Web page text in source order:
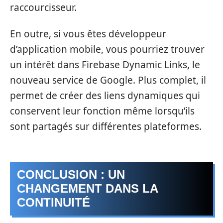
raccourcisseur.
En outre, si vous êtes développeur
d’application mobile, vous pourriez trouver
un intérêt dans Firebase Dynamic Links, le
nouveau service de Google. Plus complet, il
permet de créer des liens dynamiques qui
conservent leur fonction même lorsqu’ils
sont partagés sur différentes plateformes.
CONCLUSION : UN
CHANGEMENT DANS LA
CONTINUITÉ